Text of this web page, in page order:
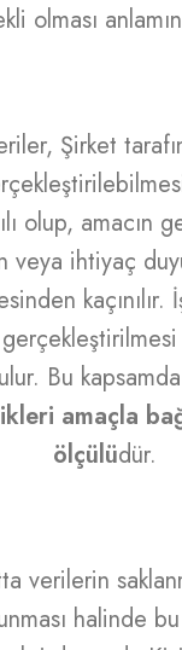
olması
Şirket
olup, amacın
veya ihtiyaç
Bu
amaçla
ölçülüdür.
verilerin
halinde